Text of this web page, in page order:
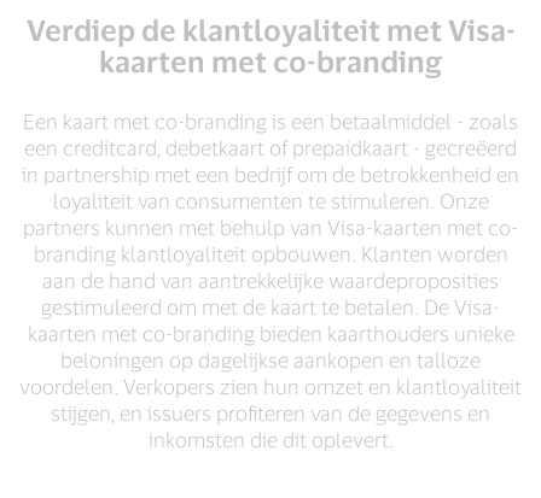
Verdiep de klantloyaliteit met Visa-
kaarten met co-branding
Een kaart met co-branding is een betaalmiddel - zoals
een creditcard, debetkaart of prepaidkaart - gecreëerd
in partnership met een bedrijf om de betrokkenheid en
loyaliteit van consumenten te stimuleren. Onze
partners kunnen met behulp van Visa-kaarten met co-
branding klantloyaliteit opbouwen. Klanten worden
aan de hand van aantrekkelijke waardeproposities
gestimuleerd om met de kaart te betalen. De Visa-
kaarten met co-branding bieden kaarthouders unieke
beloningen op dagelijkse aankopen en talloze
voordelen. Verkopers zien hun omzet en klantloyaliteit
stijgen, en issuers profiteren van de gegevens en
inkomsten die dit oplevert.